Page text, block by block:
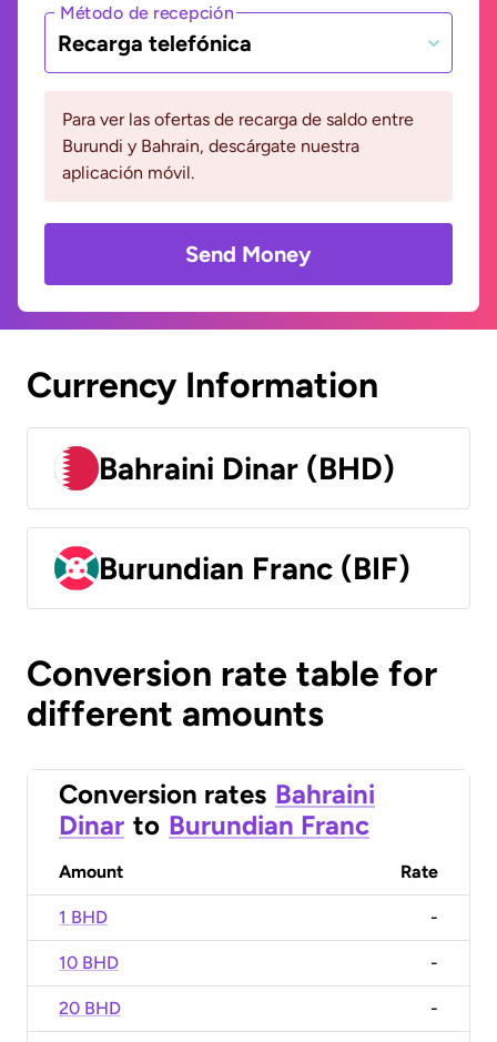
Método de recepción
Recarga telefónica
Para ver las ofertas de recarga de saldo entre
Burundi y Bahrain, descárgate nuestra
aplicación móvil.
Send Money
Currency Information
Bahraini Dinar (BHD)
Burundian Franc (BIF)
Conversion rate table for
different amounts
Conversion rates Bahraini
Dinar to Burundian Franc
Amount Rate
1 BHD -
10 BHD -
20 BHD -